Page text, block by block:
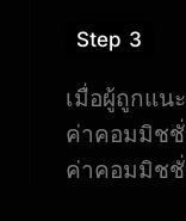
Step 3
เมื่อผู้ถูกแน
ค่าคอมมิชชั่
ค่าคอมมิช